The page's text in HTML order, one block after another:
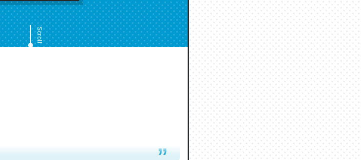
Scroll
だろうなと凄く思う。英語少しでも読める人は原文
Fucking Go. Then Covid hit. Shit.
ズ・ヌートバー